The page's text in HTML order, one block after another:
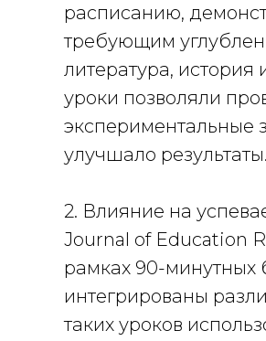
расписанию,
требующим
литература,
уроки позволяли
экспериментальные
улучшало результаты.
2. Влияние на
Journal of Education
рамках 90-минутных
интегрированы
таких уроков